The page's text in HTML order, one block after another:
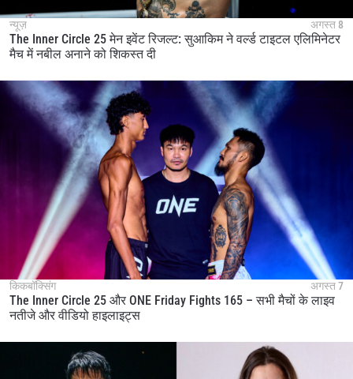
न्यूज़ अगस्त 8
The Inner Circle 25 मेन इवेंट रिजल्ट: सुआकिम ने वर्ल्ड टाइटल एलिमिनेटर
मैच में नबील अनाने को शिकस्त दी
किकबॉक्सिंग अगस्त 7
The Inner Circle 25 और ONE Friday Fights 165 – सभी मैचों के लाइव
नतीजे और वीडियो हाइलाइट्स